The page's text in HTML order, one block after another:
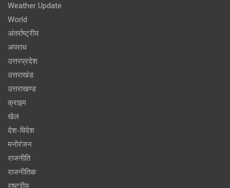
Weather Update
World
अंतर्राष्ट्रीय
अपराध
उत्तरप्रदेश
उत्तराखंड
उत्तराखण्ड
क्राइम
खेल
देश-विदेश
मनोरंजन
राजनीति
राजनीतिक
राष्ट्रीय